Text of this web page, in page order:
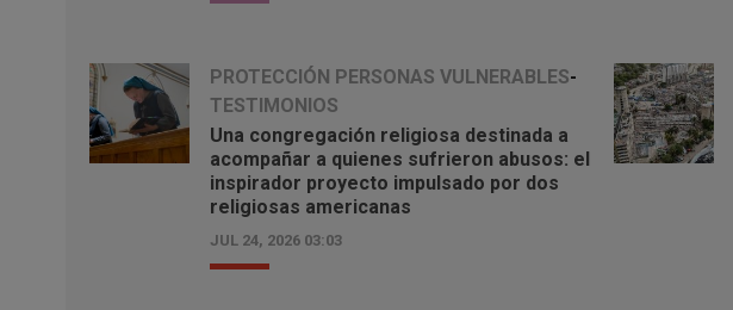
PROTECCIÓN PERSONAS VULNERABLES-
TESTIMONIOS
Una congregación religiosa destinada a
acompañar a quienes sufrieron abusos: el
inspirador proyecto impulsado por dos
religiosas americanas
JUL 24, 2026 03:03